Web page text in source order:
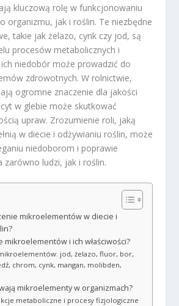
kluczową rolę w funkcjonowaniu
organizmu, jak i roślin. Te niezbędne
takie jak żelazo, cynk czy jod, są
procesów metabolicznych i
niedobór może prowadzić do
zdrowotnych. W rolnictwie,
ogromne znaczenie dla jakości
w glebie może skutkować
upraw. Zrozumienie roli, jaką
w diecie i odżywianiu roślin, może
niedoborom i poprawie
zarówno ludzi, jak i roślin.
mikroelementów w diecie i
mikroelementów i ich właściwości?
jod, żelazo, fluor, bor,
chrom, cynk, mangan, molibden,
mikroelementy w organizmach?
metaboliczne i procesy fizjologiczne